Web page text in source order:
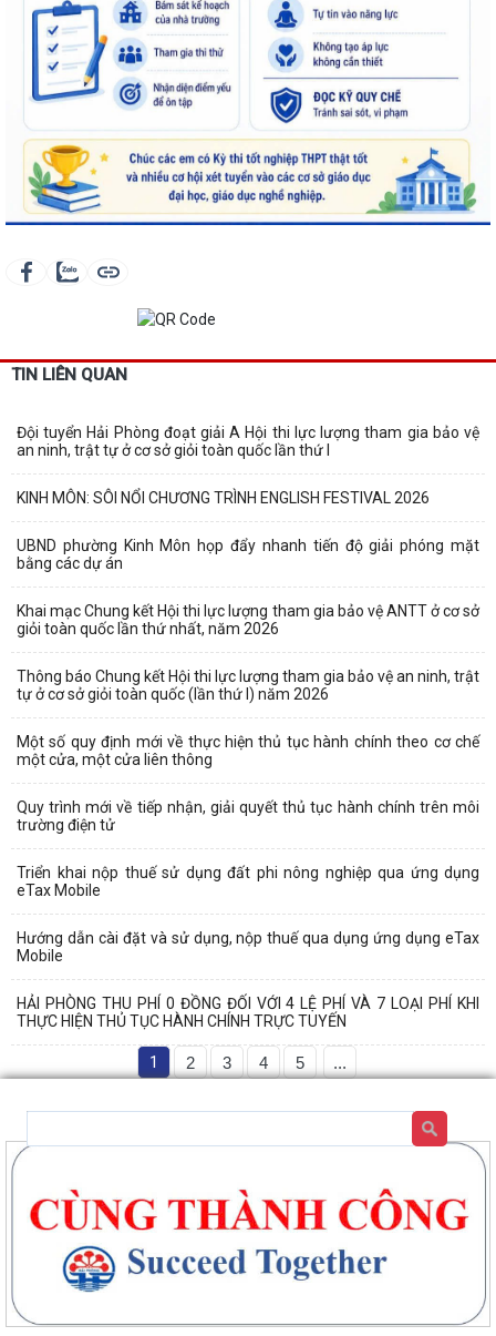
TIN LIÊN QUAN
Đội tuyển Hải Phòng đoạt giải A Hội thi lực lượng tham gia bảo vệ
an ninh, trật tự ở cơ sở giỏi toàn quốc lần thứ I
KINH MÔN: SÔI NỔI CHƯƠNG TRÌNH ENGLISH FESTIVAL 2026
UBND phường Kinh Môn họp đẩy nhanh tiến độ giải phóng mặt
bằng các dự án
Khai mạc Chung kết Hội thi lực lượng tham gia bảo vệ ANTT ở cơ sở
giỏi toàn quốc lần thứ nhất, năm 2026
Thông báo Chung kết Hội thi lực lượng tham gia bảo vệ an ninh, trật
tự ở cơ sở giỏi toàn quốc (lần thứ I) năm 2026
Một số quy định mới về thực hiện thủ tục hành chính theo cơ chế
một cửa, một cửa liên thông
Quy trình mới về tiếp nhận, giải quyết thủ tục hành chính trên môi
trường điện tử
Triển khai nộp thuế sử dụng đất phi nông nghiệp qua ứng dụng
eTax Mobile
Hướng dẫn cài đặt và sử dụng, nộp thuế qua dụng ứng dụng eTax
Mobile
HẢI PHÒNG THU PHÍ 0 ĐỒNG ĐỐI VỚI 4 LỆ PHÍ VÀ 7 LOẠI PHÍ KHI
THỰC HIỆN THỦ TỤC HÀNH CHÍNH TRỰC TUYẾN
1 2 3 4 5 ...